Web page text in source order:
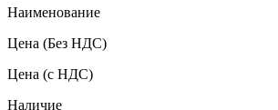
Наименование
Цена (Без НДС)
Цена (с НДС)
Наличие